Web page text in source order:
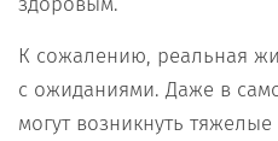
К сожалению, реальная
с ожиданиями. Даже в
могут возникнуть